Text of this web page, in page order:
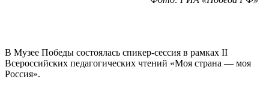
В Музее Победы состоялась спикер-сессия в рамках II
Всероссийских педагогических чтений «Моя страна — моя
Россия».